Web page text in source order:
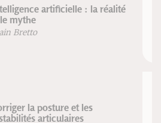
Trésors alimentaires des Andes
Dr. G. Guillaume
Surpoids et obésité, suivez le
coach